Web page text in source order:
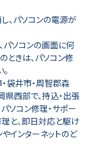
、パソコンの電源が
パソコンの画面に何
ときは、パソコン修
袋井市・周智郡森
県西部で、持込・出張
ソコン修理・サポー
と、即日対応と駆け
インターネットのど